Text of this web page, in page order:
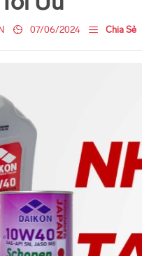
07/06/2024 Chia Sẻ